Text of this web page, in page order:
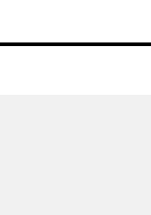
Sportive